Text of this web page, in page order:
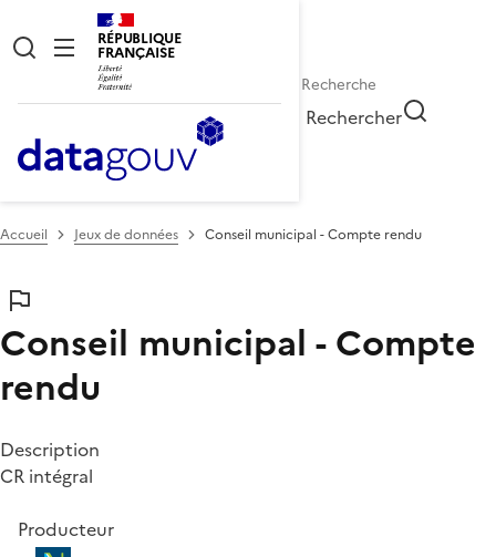
RÉPUBLIQUE
FRANÇAISE
Rechercher
Accueil Jeux de données Conseil municipal - Compte rendu
Conseil municipal - Compte
rendu
Description
CR intégral
Producteur